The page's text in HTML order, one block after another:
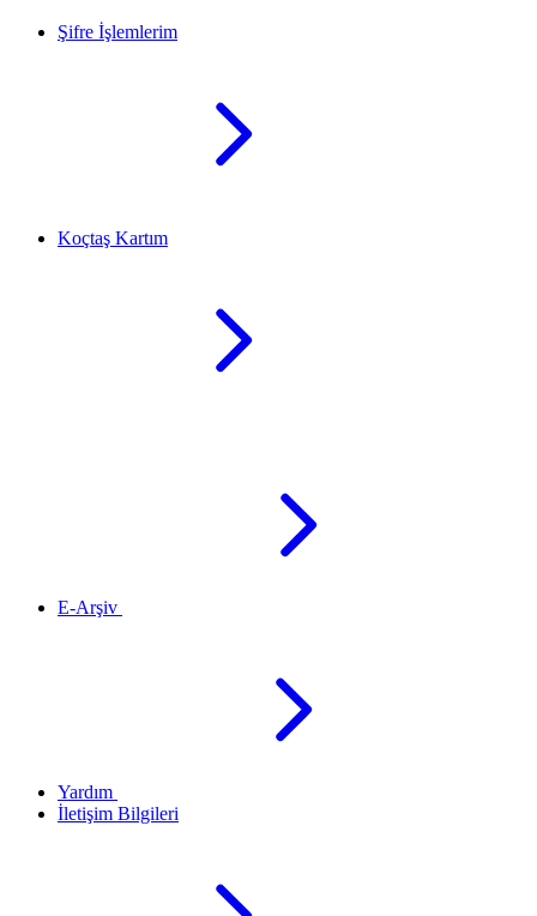
Şifre İşlemlerim
Koçtaş Kartım
E-Arşiv
Yardım
İletişim Bilgileri